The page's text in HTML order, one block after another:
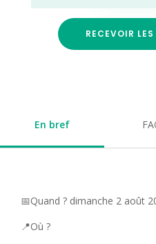
RECEVOIR
En bref
📅Quand ? dimanche 2 août
📍Où ?